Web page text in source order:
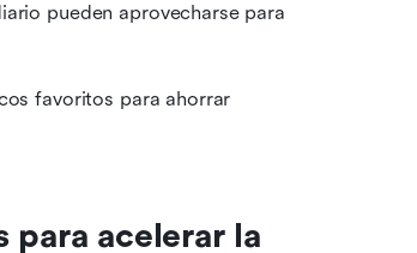
pueden aprovecharse para
favoritos para ahorrar
acelerar la